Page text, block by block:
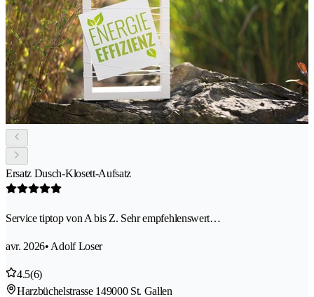
Ersatz Dusch-Klosett-Aufsatz
Service tiptop von A bis Z. Sehr empfehlenswert…
avr. 2026• Adolf Loser
4.5(6)
Harzbüchelstrasse 149000 St. Gallen